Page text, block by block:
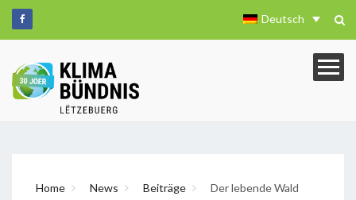
Deutsch
Home News Beiträge Der lebende Wald